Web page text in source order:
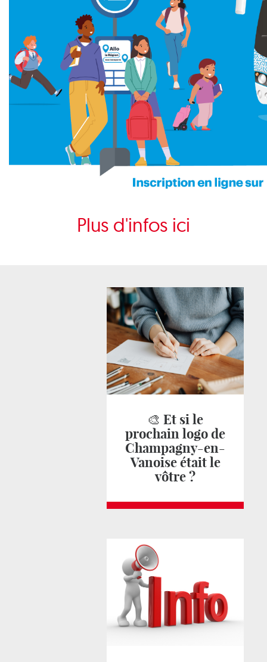
Plus d'infos ici
🎨 Et si le
prochain logo de
Champagny-en-
Vanoise était le
vôtre ?